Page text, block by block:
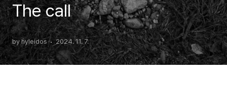
The call
by hyleidos 2024. 11. 7.